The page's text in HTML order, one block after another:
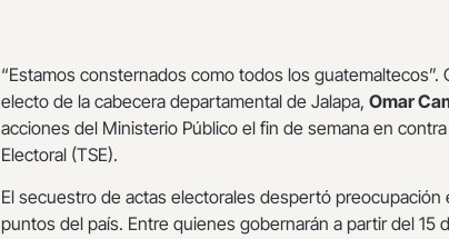
“Estamos consternados como todos los guatemaltecos”.
electo de la cabecera departamental de Jalapa, Omar
acciones del Ministerio Público el fin de semana en
Electoral (TSE).
El secuestro de actas electorales despertó
puntos del país. Entre quienes gobernarán a partir del 15